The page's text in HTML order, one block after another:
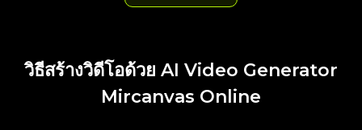
วิธีสร้างวิดีโอด้วย AI Video Generator
Mircanvas Online